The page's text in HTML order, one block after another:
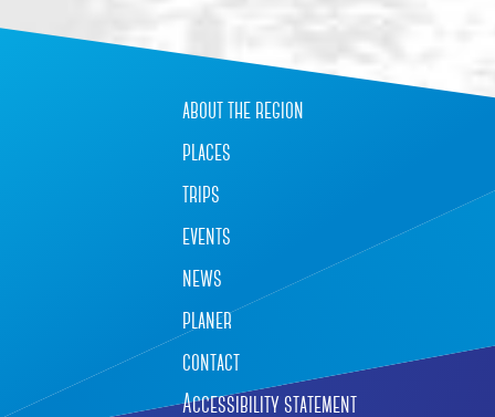
about the region
places
trips
events
news
planer
contact
Accessibility statement